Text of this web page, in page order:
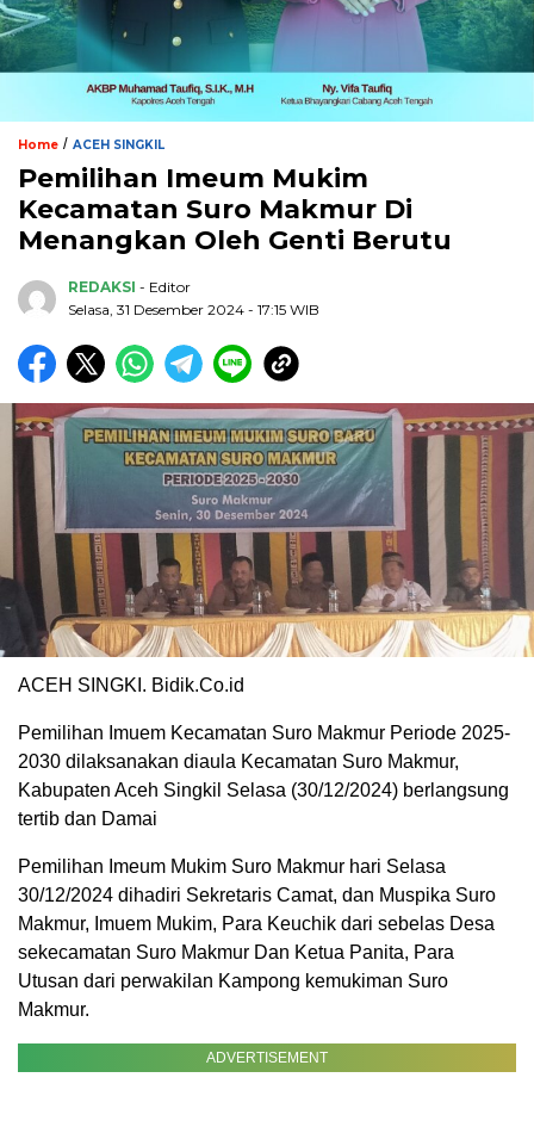
Home / ACEH SINGKIL
Pemilihan Imeum Mukim
Kecamatan Suro Makmur Di
Menangkan Oleh Genti Berutu
REDAKSI - Editor
Selasa, 31 Desember 2024 - 17:15 WIB
ACEH SINGKI. Bidik.Co.id
Pemilihan Imuem Kecamatan Suro Makmur Periode 2025-
2030 dilaksanakan diaula Kecamatan Suro Makmur,
Kabupaten Aceh Singkil Selasa (30/12/2024) berlangsung
tertib dan Damai
Pemilihan Imeum Mukim Suro Makmur hari Selasa
30/12/2024 dihadiri Sekretaris Camat, dan Muspika Suro
Makmur, Imuem Mukim, Para Keuchik dari sebelas Desa
sekecamatan Suro Makmur Dan Ketua Panita, Para
Utusan dari perwakilan Kampong kemukiman Suro
Makmur.
ADVERTISEMENT